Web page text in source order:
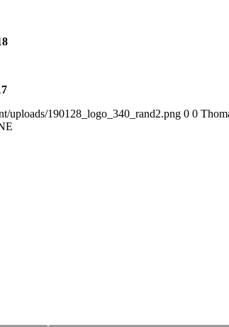
uploads/190128_logo_340_rand2.png 0 0